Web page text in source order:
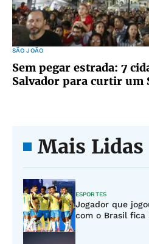
SÃO JOÃO
Sem pegar estrada: 7
Salvador para curtir um
Mais Lidas
ESPORTES
Jogador que
com o Brasil fica